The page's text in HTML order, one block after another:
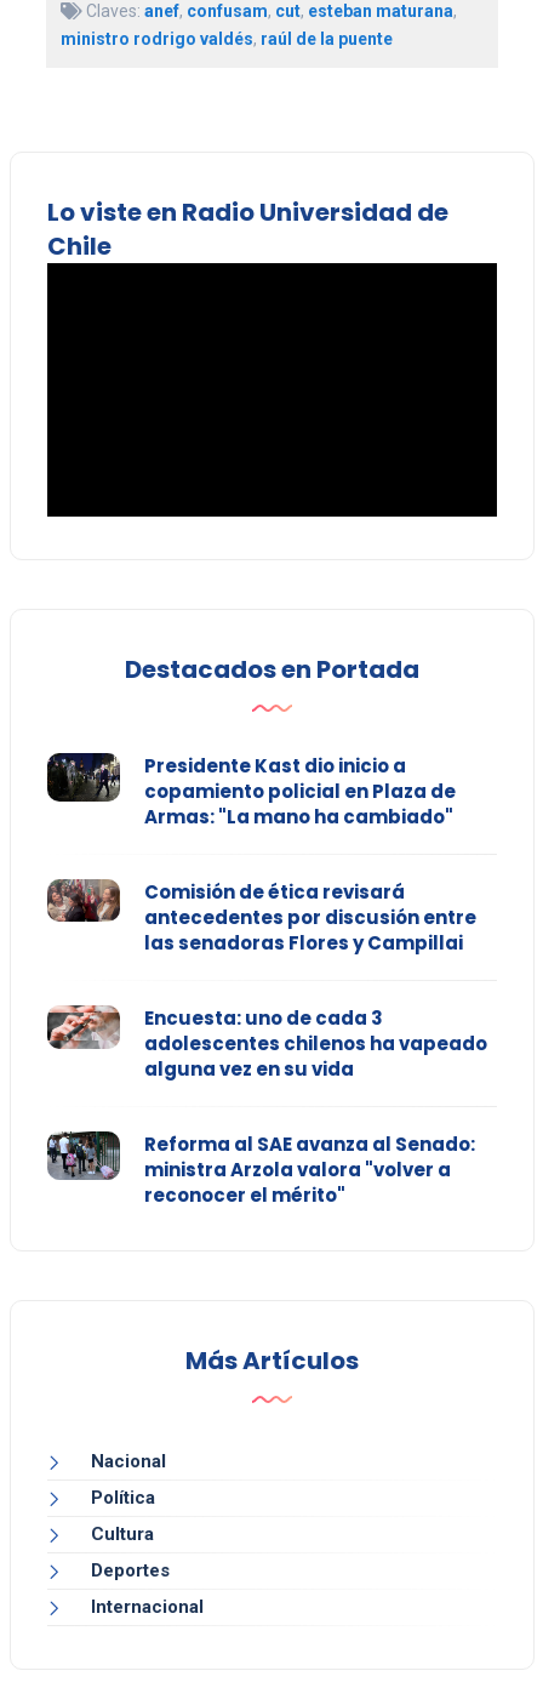
Claves: anef, confusam, cut, esteban maturana,
ministro rodrigo valdés, raúl de la puente
Lo viste en Radio Universidad de
Chile
Destacados en Portada
Presidente Kast dio inicio a
copamiento policial en Plaza de
Armas: "La mano ha cambiado"
Comisión de ética revisará
antecedentes por discusión entre
las senadoras Flores y Campillai
Encuesta: uno de cada 3
adolescentes chilenos ha vapeado
alguna vez en su vida
Reforma al SAE avanza al Senado:
ministra Arzola valora "volver a
reconocer el mérito"
Más Artículos
Nacional
Política
Cultura
Deportes
Internacional